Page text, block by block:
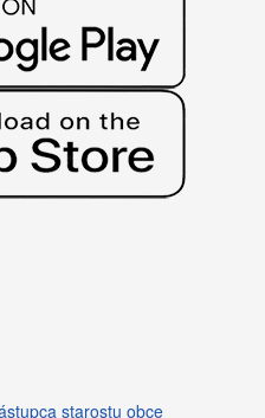
starostu obce